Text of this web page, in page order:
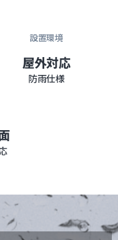
設置環境
屋外対応
防雨仕様